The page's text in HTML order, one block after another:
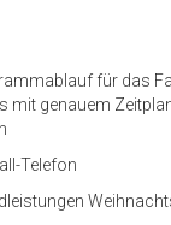
für das
mit genauem
Telefon